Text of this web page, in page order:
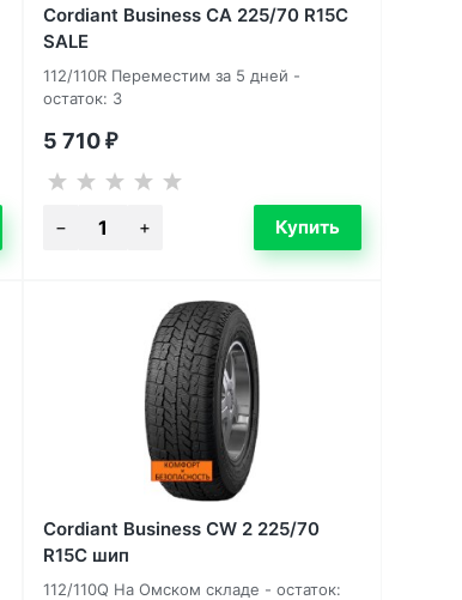
Cordiant Business CA 225/70 R15C
SALE
112/110R Переместим за 5 дней -
остаток: 3
5 710 ₽
Cordiant Business CW 2 225/70
R15C шип
112/110Q На Омском складе - остаток: